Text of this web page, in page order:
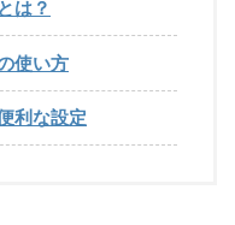
は？
使い方
利な設定